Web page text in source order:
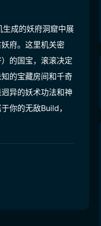
成的妖府洞窟中展
府。这里机关密
的国宝，滚滚决定
的宝藏房间和千奇
异的妖术功法和神
你的无敌Build，